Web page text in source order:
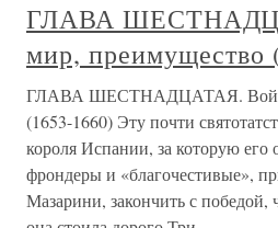
ГЛАВА
мир, преимущество
ГЛАВА ШЕСТНАДЦАТАЯ.
(1653-1660) Эту почти
короля Испании, за которую его
фрондеры и «благочестивые»,
Мазарини, закончить с